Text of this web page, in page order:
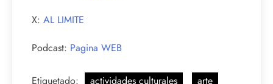
X: AL LIMITE
Podcast: Pagina WEB
Etiquetado: actividades culturales
arte